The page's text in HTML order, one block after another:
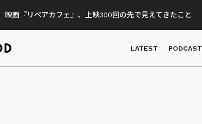
映画『リペアカフェ』、上映300回の先で見えてきたこと
LATEST PODCAST